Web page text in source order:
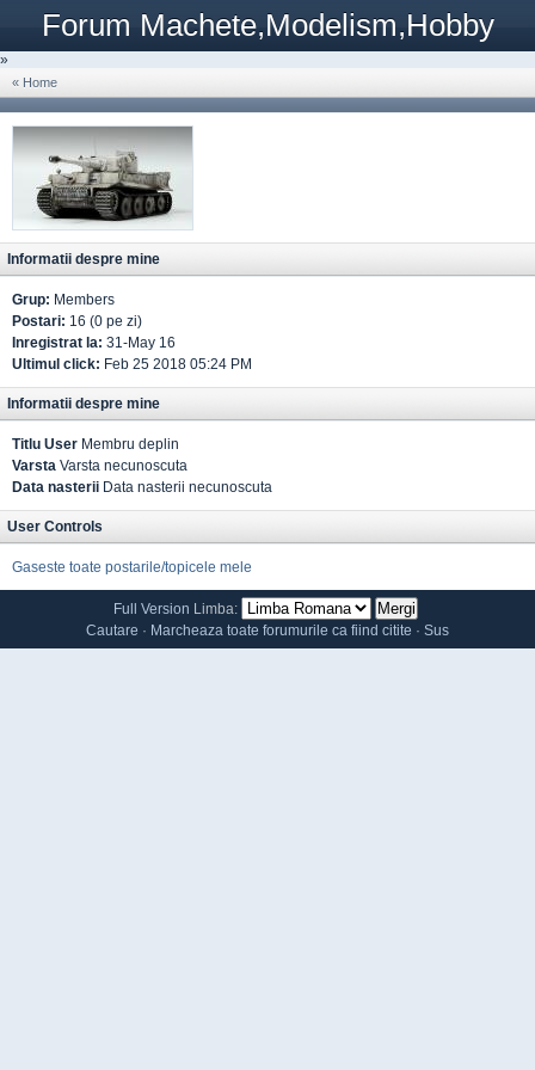
Forum Machete,Modelism,Hobby
»
« Home
Informatii despre mine
Grup: Members
Postari: 16 (0 pe zi)
Inregistrat la: 31-May 16
Ultimul click: Feb 25 2018 05:24 PM
Informatii despre mine
Titlu User Membru deplin
Varsta Varsta necunoscuta
Data nasterii Data nasterii necunoscuta
User Controls
Gaseste toate postarile/topicele mele
Full Version Limba:
Cautare · Marcheaza toate forumurile ca fiind citite · Sus